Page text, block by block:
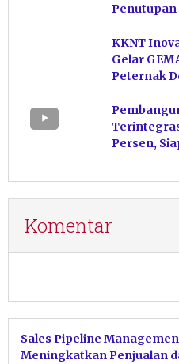
Penutupan
KKNT
Gelar
Peternak
Persen,
Komentar
Sales Pipeline
Meningkatkan Penjualan